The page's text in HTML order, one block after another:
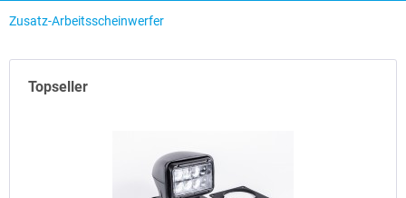
Zusatz-Arbeitsscheinwerfer
Topseller